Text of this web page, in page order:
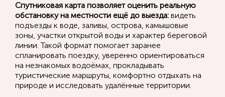
Спутниковая карта позволяет оценить реальную
обстановку на местности ещё до выезда: видеть
подъезды к воде, заливы, острова, камышовые
зоны, участки открытой воды и характер береговой
линии. Такой формат помогает заранее
спланировать поездку, уверенно ориентироваться
на незнакомых водоёмах, прокладывать
туристические маршруты, комфортно отдыхать на
природе и исследовать удалённые территории.